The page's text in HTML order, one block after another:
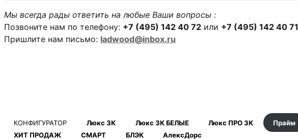
Мы всегда рады ответить на любые Ваши вопросы :
Позвоните нам по телефону: +7 (495) 142 40 72 или +7 (495) 142 40 71
Пришлите нам письмо: ladwood@inbox.ru
КОНФИГУРАТОР Люкс 3К Люкс 3К БЕЛЫЕ Люкс ПРО 3К Прайм
ХИТ ПРОДАЖ
СМАРТ БЛЭК АлексДорс